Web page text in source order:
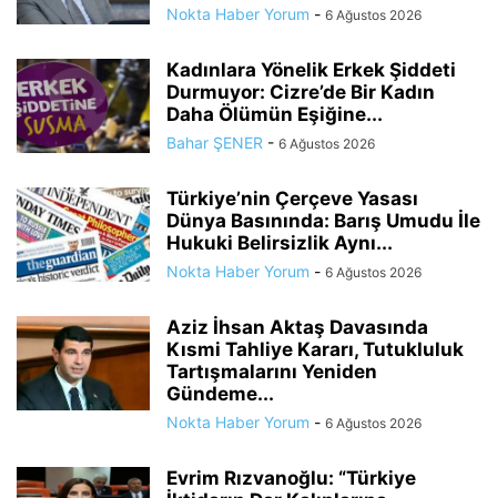
Nokta Haber Yorum - 6 Ağustos 2026
Kadınlara Yönelik Erkek Şiddeti
Durmuyor: Cizre’de Bir Kadın
Daha Ölümün Eşiğine...
Bahar ŞENER - 6 Ağustos 2026
Türkiye’nin Çerçeve Yasası
Dünya Basınında: Barış Umudu İle
Hukuki Belirsizlik Aynı...
Nokta Haber Yorum - 6 Ağustos 2026
Aziz İhsan Aktaş Davasında
Kısmi Tahliye Kararı, Tutukluluk
Tartışmalarını Yeniden
Gündeme...
Nokta Haber Yorum - 6 Ağustos 2026
Evrim Rızvanoğlu: “Türkiye